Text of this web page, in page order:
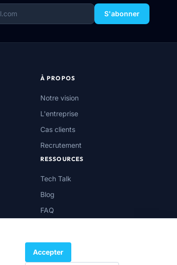
Accepter
S'abonner
À PROPOS
Notre vision
L'entreprise
Cas clients
Recrutement
RESSOURCES
Tech Talk
Blog
FAQ